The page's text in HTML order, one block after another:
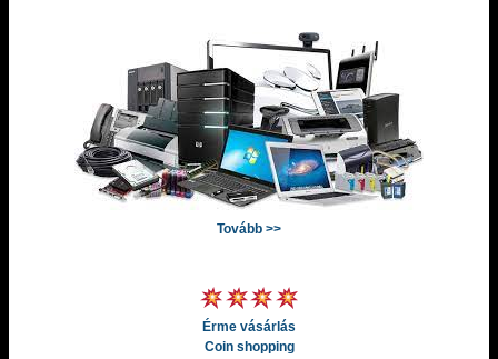
Tovább >>
Érme vásárlás
Coin shopping